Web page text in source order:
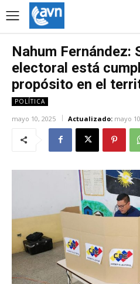
Nahum Fernández:
electoral está
propósito en el
POLÍTICA
mayo 10, 2025 Actualizado: mayo